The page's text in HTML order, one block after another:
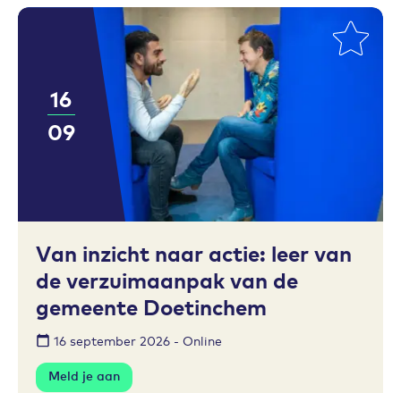
Toevoegen aan favorieten
16
09
Van inzicht naar actie: leer van
de verzuimaanpak van de
gemeente Doetinchem
16 september 2026 - Online
Meld je aan